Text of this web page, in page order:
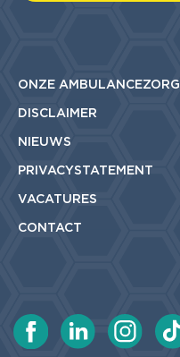
ONZE AMBULANCEZORG
DISCLAIMER
NIEUWS
PRIVACYSTATEMENT
VACATURES
CONTACT